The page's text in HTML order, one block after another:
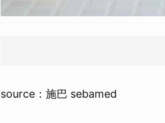
source：施巴 sebamed